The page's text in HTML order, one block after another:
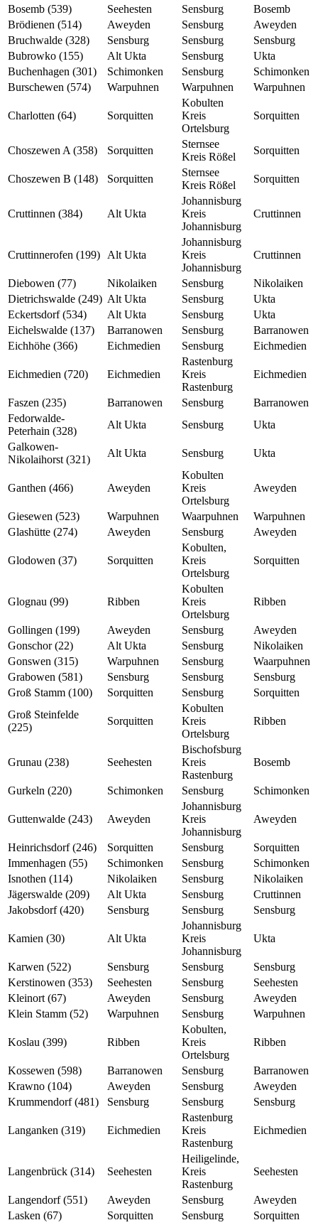
Bosemb (539)
Seehesten Sensburg
Bosemb
Brödienen (514)
Aweyden Sensburg
Aweyden
Bruchwalde (328)
Sensburg Sensburg
Sensburg
Bubrowko (155)
Alt Ukta Sensburg
Ukta
Buchenhagen (301)
Schimonken Sensburg
Schimonken
Burschewen (574)
Warpuhnen Warpuhnen Warpuhnen
Charlotten (64) Sorquitten
Kobulten
Kreis
Ortelsburg
Sorquitten
Choszewen A (358) Sorquitten
Sternsee
Kreis Rößel
Sorquitten
Choszewen B (148) Sorquitten
Sternsee
Kreis Rößel
Sorquitten
Cruttinnen (384) Alt Ukta
Johannisburg
Kreis
Johannisburg
Cruttinnen
Cruttinnerofen (199) Alt Ukta
Johannisburg
Kreis
Johannisburg
Cruttinnen
Diebowen (77) Nikolaiken Sensburg
Nikolaiken
Dietrichswalde (249) Alt Ukta Sensburg
Ukta
Eckertsdorf (534)
Alt Ukta Sensburg
Ukta
Eichelswalde (137)
Barranowen Sensburg
Barranowen
Eichhöhe (366)
Eichmedien Sensburg Eichmedien
Eichmedien (720) Eichmedien
Rastenburg
Kreis
Rastenburg
Eichmedien
Faszen (235) Barranowen Sensburg
Barranowen
Fedorwalde-
Peterhain (328)
Alt Ukta Sensburg
Ukta
Galkowen-
Nikolaihorst (321)
Alt Ukta Sensburg Ukta
Ganthen (466) Aweyden
Kobulten
Kreis
Ortelsburg
Aweyden
Giesewen (523) Warpuhnen Waarpuhnen
Warpuhnen
Glashütte (274)
Aweyden Sensburg Aweyden
Glodowen (37) Sorquitten
Kobulten,
Kreis
Ortelsburg
Sorquitten
Glognau (99) Ribben
Kobulten
Kreis
Ortelsburg
Ribben
Gollingen (199) Aweyden Sensburg
Aweyden
Gonschor (22)
Alt Ukta Sensburg
Nikolaiken
Gonswen (315)
Warpuhnen Sensburg
Waarpuhnen
Grabowen (581)
Sensburg Sensburg
Sensburg
Groß Stamm (100)
Sorquitten Sensburg
Sorquitten
Groß Steinfelde
(225)
Sorquitten
Kobulten
Kreis
Ortelsburg
Ribben
Grunau (238) Seehesten
Bischofsburg
Kreis
Rastenburg
Bosemb
Gurkeln (220) Schimonken Sensburg Schimonken
Guttenwalde (243) Aweyden
Johannisburg
Kreis
Johannisburg
Aweyden
Heinrichsdorf (246) Sorquitten Sensburg
Sorquitten
Immenhagen (55)
Schimonken Sensburg
Schimonken
Isnothen (114)
Nikolaiken Sensburg
Nikolaiken
Jägerswalde (209)
Alt Ukta Sensburg
Cruttinnen
Jakobsdorf (420)
Sensburg Sensburg Sensburg
Kamien (30) Alt Ukta
Johannisburg
Kreis
Johannisburg
Ukta
Karwen (522) Sensburg Sensburg
Sensburg
Kerstinowen (353)
Seehesten Sensburg
Seehesten
Kleinort (67)
Aweyden Sensburg
Aweyden
Klein Stamm (52)
Warpuhnen Sensburg Warpuhnen
Koslau (399) Ribben
Kobulten,
Kreis
Ortelsburg
Ribben
Kossewen (598) Barranowen Sensburg
Barranowen
Krawno (104)
Aweyden Sensburg
Aweyden
Krummendorf (481)
Sensburg Sensburg Sensburg
Langanken (319) Eichmedien
Rastenburg
Kreis
Rastenburg
Eichmedien
Langenbrück (314) Seehesten
Heiligelinde,
Kreis
Rastenburg
Seehesten
Langendorf (551) Aweyden Sensburg
Aweyden
Lasken (67)
Sorquitten Sensburg
Sorquitten